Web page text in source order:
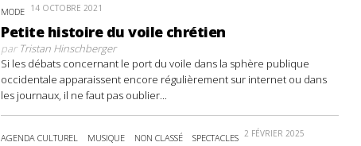
MODE 14 OCTOBRE 2021
Petite histoire du voile chrétien
parTristan Hinschberger
Si les débats concernant le port du voile dans la sphère publique
occidentale apparaissent encore régulièrement sur internet ou dans
les journaux, il ne faut pas oublier...
AGENDA CULTUREL MUSIQUE NON CLASSÉ SPECTACLES 2 FÉVRIER 2025